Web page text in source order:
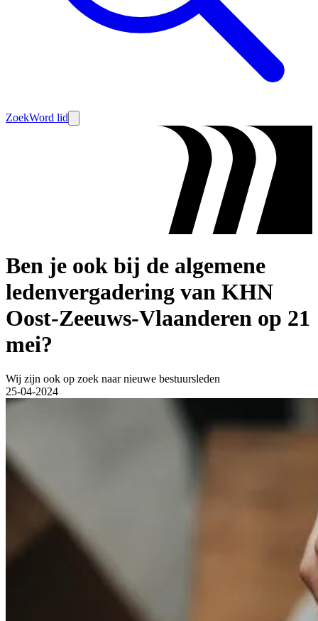
ZoekWord lid
Ben je ook bij de algemene
ledenvergadering van KHN
Oost-Zeeuws-Vlaanderen op 21
mei?
Wij zijn ook op zoek naar nieuwe bestuursleden
25-04-2024